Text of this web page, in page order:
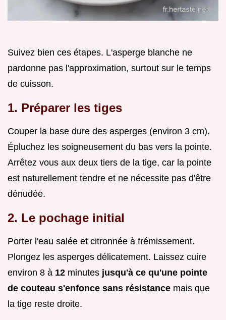
Suivez bien ces étapes. L'asperge blanche ne
pardonne pas l'approximation, surtout sur le temps
de cuisson.
1. Préparer les tiges
Couper la base dure des asperges (environ 3 cm).
Épluchez les soigneusement du bas vers la pointe.
Arrêtez vous aux deux tiers de la tige, car la pointe
est naturellement tendre et ne nécessite pas d'être
dénudée.
2. Le pochage initial
Porter l'eau salée et citronnée à frémissement.
Plongez les asperges délicatement. Laissez cuire
environ 8 à 12 minutes jusqu'à ce qu'une pointe
de couteau s'enfonce sans résistance mais que
la tige reste droite.